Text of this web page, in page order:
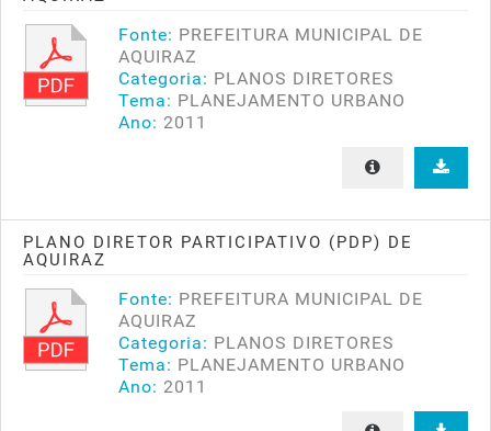
Fonte: PREFEITURA MUNICIPAL DE
AQUIRAZ
Categoria: PLANOS DIRETORES
Tema: PLANEJAMENTO URBANO
Ano: 2011
PLANO DIRETOR PARTICIPATIVO (PDP) DE
AQUIRAZ
Fonte: PREFEITURA MUNICIPAL DE
AQUIRAZ
Categoria: PLANOS DIRETORES
Tema: PLANEJAMENTO URBANO
Ano: 2011